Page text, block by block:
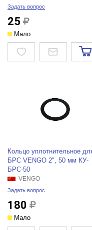
Задать вопрос
25
Мало
Кольцо уплотнительное
БРС VENGO 2", 50 мм КУ-
БРС-50
VENGO
Задать вопрос
180
Мало